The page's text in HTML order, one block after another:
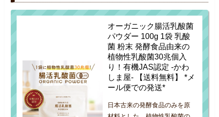
オーガニック腸活乳酸菌
パウダー 100g 1袋 乳酸
菌 粉末 発酵食品由来の
植物性乳酸菌30兆個入
り！有機JAS認定 -かわ
しま屋- 【送料無料】 *メ
ール便での発送*
日本古来の発酵食品のみを原